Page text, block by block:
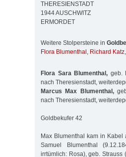
THERESIENSTADT
1944 AUSCHWITZ
ERMORDET
Weitere Stolpersteine in
Flora Blumenthal , Richard Katz,
Flora Sara Blumenthal, geb.
nach Theresienstadt,
Marcus Max Blumenthal,
nach Theresienstadt,
Goldbekufer 42
Max Blumenthal kam in
Samuel Blumenthal
irrtümlich: Rosa), geb. Strauss